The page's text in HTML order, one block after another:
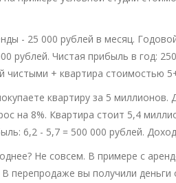
- 25 000 рублей в месяц.
рублей. Чистая прибыль в год:
чистыми + квартира стоимостью
квартиру за 5
на 8%. Квартира стоит 5,4
6,2 - 5,7 = 500 000 рублей.
Не совсем. В примере с
перепродаже вы получили